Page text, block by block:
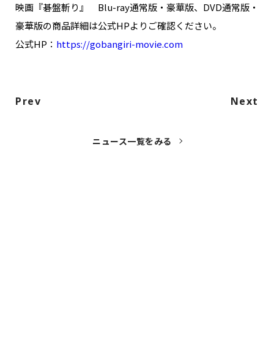
映画『碁盤斬り』 Blu-ray通常版・豪華版、DVD通常版・
豪華版の商品詳細は公式HPよりご確認ください。
公式HP： https://gobangiri-movie.com
Prev Next
ニュース一覧をみる